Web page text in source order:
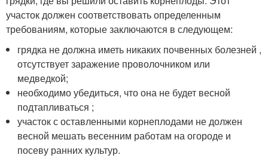
участок должен соответствовать определенным
требованиям, которые заключаются в следующем:
грядка не должна иметь никаких почвенных болезней ,
отсутствует заражение проволочником или
медведкой;
необходимо убедиться, что она не будет весной
подтапливаться ;
участок с оставленными корнеплодами не должен
весной мешать весенним работам на огороде и
посеву ранних культур.